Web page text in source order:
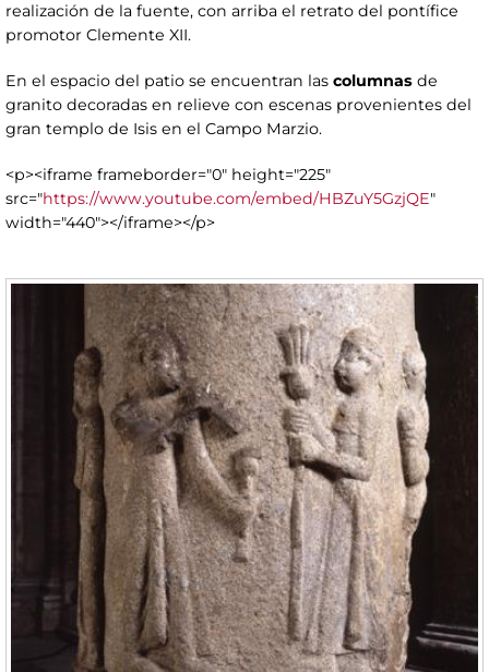
realización de la fuente, con arriba el retrato del pontífice
promotor Clemente XII.
En el espacio del patio se encuentran las columnas de
granito decoradas en relieve con escenas provenientes del
gran templo de Isis en el Campo Marzio.
<p><iframe frameborder="0" height="225"
src="https://www.youtube.com/embed/HBZuY5GzjQE"
width="440"></iframe></p>